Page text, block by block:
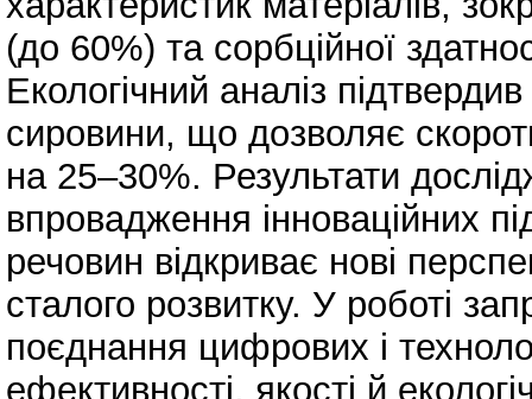
(до 60%) та сорбційної
Екологічний аналіз
сировини, що дозволяє
на 25–30%. Результати
впровадження інноваційних
речовин відкриває нові
сталого розвитку. У роботі
поєднання цифрових і
ефективності, якості й